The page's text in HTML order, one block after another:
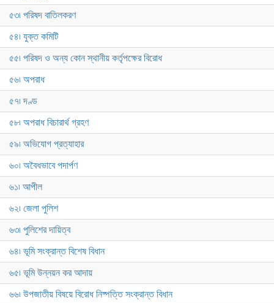
৫৩৷ পরিষদ বাতিলকরণ
৫৪৷ যুক্ত কমিটি
৫৫৷ পরিষদ ও অন্য কোন স্থানীয় কর্তৃপক্ষের বিরোধ
৫৬৷ অপরাধ
৫৭৷ দণ্ড
৫৮৷ অপরাধ বিচারার্থ গ্রহণ
৫৯৷ অভিযোগ প্রত্যাহার
৬০৷ অবৈধভাবে পদার্পণ
৬১৷ আপীল
৬২৷ জেলা পুলিশ
৬৩৷ পুলিশের দায়িত্ব
৬৪৷ ভূমি সংক্রান্ত বিশেষ বিধান
৬৫৷ ভূমি উন্নয়ন কর আদায়
৬৬৷ উপজাতীয় বিষয়ে বিরোধ নিষ্পত্তি সংক্রান্ত বিধান